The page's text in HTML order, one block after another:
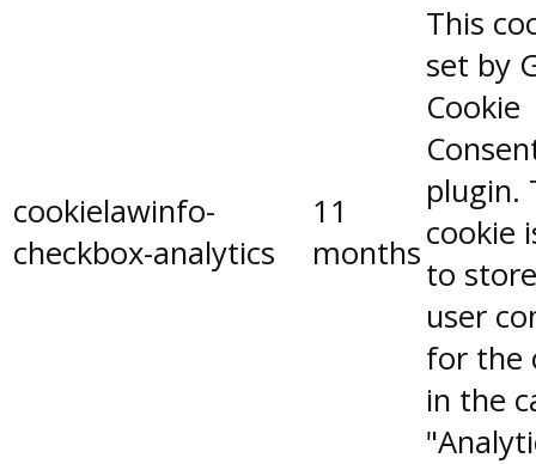
cookielawinfo-
checkbox-analytics
11
months
This
set by
Cookie
plugin.
cookie
to
user
for the
in the